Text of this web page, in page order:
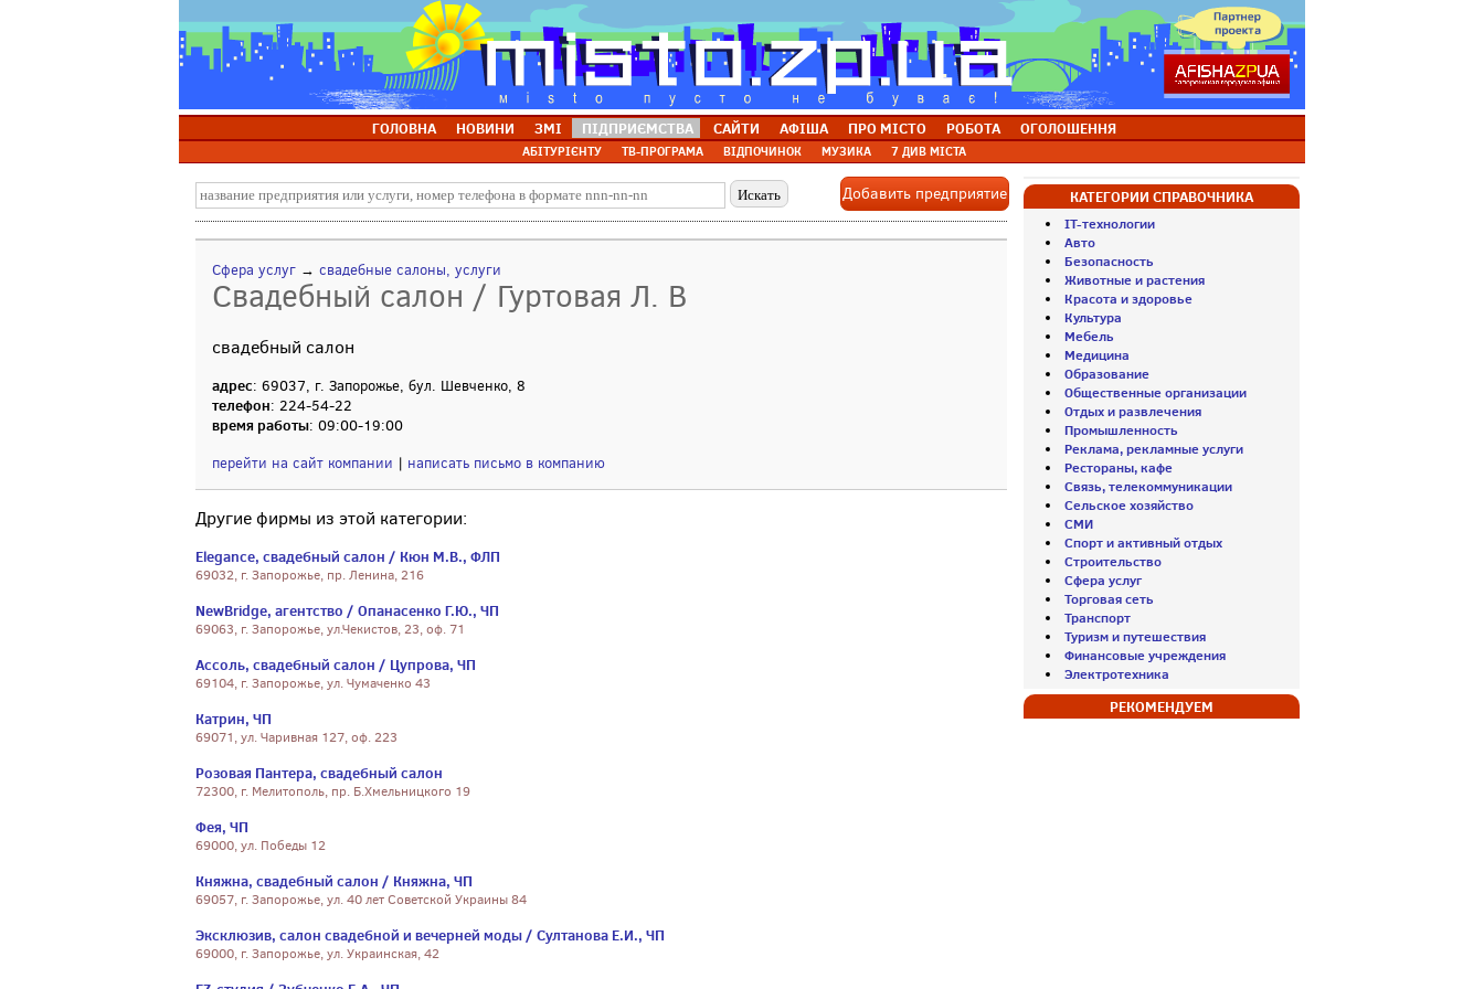
ГОЛОВНА НОВИНИ ЗМІ ПІДПРИЄМСТВА САЙТИ АФІША ПРО МІСТО РОБОТА ОГОЛОШЕННЯ
АБІТУРІЄНТУ ТВ-ПРОГРАМА ВІДПОЧИНОК МУЗИКА 7 ДИВ МІСТА
Добавить предприятие
Сфера услуг → свадебные салоны, услуги
Свадебный салон / Гуртовая Л. В
свадебный салон
адрес: 69037, г. Запорожье, бул. Шевченко, 8
телефон: 224-54-22
время работы: 09:00-19:00
перейти на сайт компании | написать письмо в компанию
Другие фирмы из этой категории:
Elegance, свадебный салон / Кюн М.В., ФЛП
69032, г. Запорожье, пр. Ленина, 216
NewBridge, агентство / Опанасенко Г.Ю., ЧП
69063, г. Запорожье, ул.Чекистов, 23, оф. 71
Ассоль, свадебный салон / Цупрова, ЧП
69104, г. Запорожье, ул. Чумаченко 43
Катрин, ЧП
69071, ул. Чаривная 127, оф. 223
Розовая Пантера, свадебный салон
72300, г. Мелитополь, пр. Б.Хмельницкого 19
Фея, ЧП
69000, ул. Победы 12
Княжна, свадебный салон / Княжна, ЧП
69057, г. Запорожье, ул. 40 лет Советской Украины 84
Эксклюзив, салон свадебной и вечерней моды / Султанова Е.И., ЧП
69000, г. Запорожье, ул. Украинская, 42
КАТЕГОРИИ СПРАВОЧНИКА
IT-технологии
Авто
Безопасность
Животные и растения
Красота и здоровье
Культура
Мебель
Медицина
Образование
Общественные организации
Отдых и развлечения
Промышленность
Реклама, рекламные услуги
Рестораны, кафе
Связь, телекоммуникации
Сельское хозяйство
СМИ
Спорт и активный отдых
Строительство
Сфера услуг
Торговая сеть
Транспорт
Туризм и путешествия
Финансовые учреждения
Электротехника
РЕКОМЕНДУЕМ